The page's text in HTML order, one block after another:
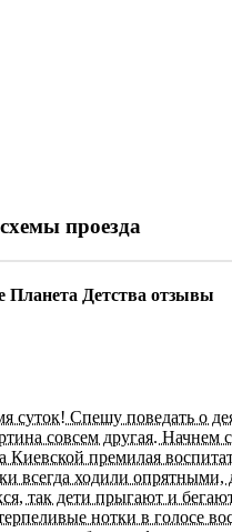
проезда
Планета Детства отзывы
суток! Спешу поведать о
совсем другая. Начнем
Киевской премилая
всегда ходили
так дети прыгают и
нотки в голосе